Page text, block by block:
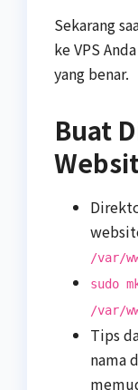
Sekarang
ke VPS
yang benar.
Buat
/var/
sudo
/var/
Tips
nama